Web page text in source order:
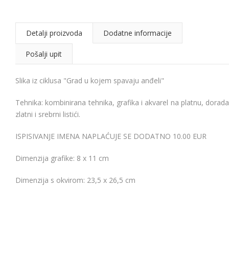
Detalji proizvoda Dodatne informacije
Pošalji upit
Slika iz ciklusa "Grad u kojem spavaju anđeli"
Tehnika: kombinirana tehnika, grafika i akvarel na platnu, dorada
zlatni i srebrni listići.
ISPISIVANJE IMENA NAPLAĆUJE SE DODATNO 10.00 EUR
Dimenzija grafike: 8 x 11 cm
Dimenzija s okvirom: 23,5 x 26,5 cm